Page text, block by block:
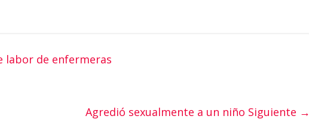
labor de enfermeras
Agredió sexualmente a un niño Siguiente →